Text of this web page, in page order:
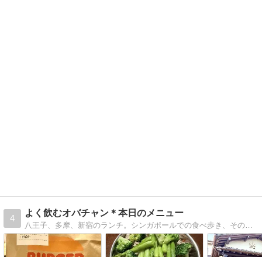
4
よく飲むオバチャン＊本日のメニュー
八王子、多摩、新宿のランチ。シンガポールでの食べ歩き、その他ときどきその他の海外旅行での飲食をアップしてます！！よく飲みます^^;。